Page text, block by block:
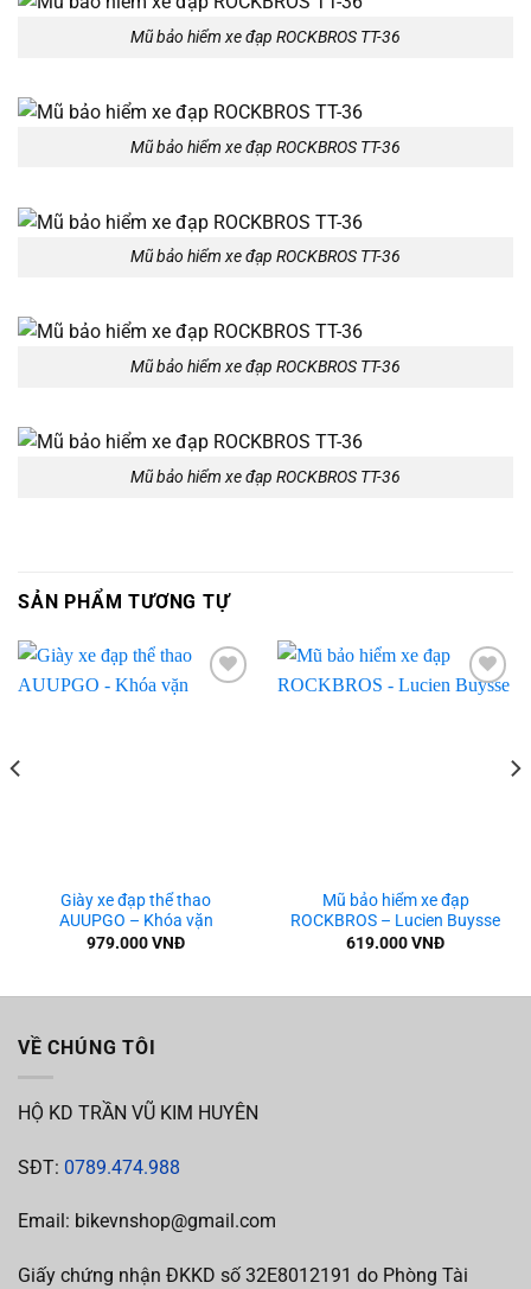
Mũ bảo hiểm xe đạp ROCKBROS TT-36
Mũ bảo hiểm xe đạp ROCKBROS TT-36
Mũ bảo hiểm xe đạp ROCKBROS TT-36
Mũ bảo hiểm xe đạp ROCKBROS TT-36
Mũ bảo hiểm xe đạp ROCKBROS TT-36
SẢN PHẨM TƯƠNG TỰ
Giày xe đạp thể thao
AUUPGO – Khóa vặn
979.000VNĐ
Add to
Mũ bảo hiểm xe đạp
ROCKBROS – Lucien Buysse
619.000VNĐ
VỀ CHÚNG TÔI
HỘ KD TRẦN VŨ KIM HUYÊN
SĐT: 0789.474.988
Email: bikevnshop@gmail.com
Giấy chứng nhận ĐKKD số 32E8012191 do Phòng Tài